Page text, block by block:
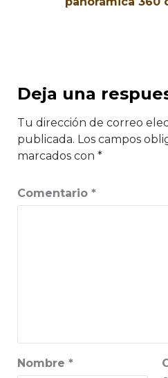
Deja una
Tu dirección de correo
publicada. Los campos
marcados con *
Comentario *
Nombre *